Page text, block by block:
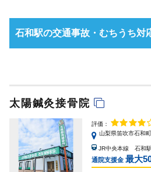
石和駅の交通事故・むちうち対
太陽鍼灸接骨院
評価：
山梨県笛吹市石和
JR中央本線 石和
通院支援金 最大